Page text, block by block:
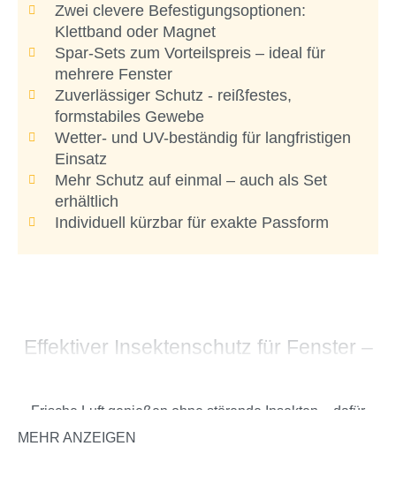
Zwei clevere Befestigungsoptionen:
Klettband oder Magnet
Spar-Sets zum Vorteilspreis – ideal für
mehrere Fenster
Zuverlässiger Schutz - reißfestes,
formstabiles Gewebe
Wetter- und UV-beständig für langfristigen
Einsatz
Mehr Schutz auf einmal – auch als Set
erhältlich
Individuell kürzbar für exakte Passform
Effektiver Insektenschutz für Fenster –
Frische Luft genießen ohne störende Insekten – dafür
sorgt dieses wetterbeständige Fliegengitter-Gewebe aus
MEHR ANZEIGEN